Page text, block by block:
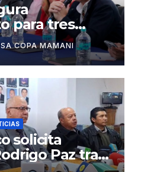
para tres
de
COPA MAMANI
solicita
Paz tras